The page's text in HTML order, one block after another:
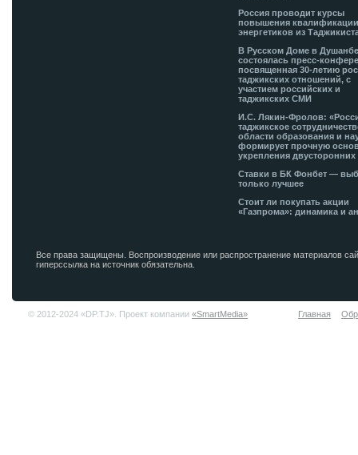
Россия проводит курсы
повышения
энергетиков из
В Русском Доме в
состоялась пресс-
посвященная 30-летию
таджикских отношений, с
участием российских и
таджикских СМИ
И.С. Лякин-Фролов:
таджикское
области образования и
формирует прочную
укрепления двусторонних
Ставки в БК Фонбет —
только лучшее
Стоит ли покупать акции
«Газпрома»: динамика и
Все права защищены. Воспроизводение или распространение материалов
гиперссылка на источник обязательна.
© 2012-2024 «DP.TJ». Проект компании «SmartMedia» Главная